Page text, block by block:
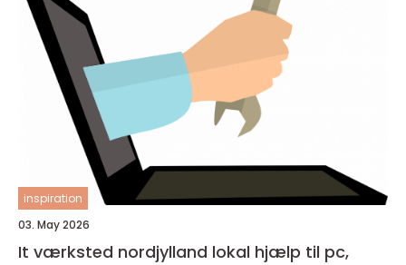
inspiration
03. May 2026
It værksted nordjylland lokal hjælp til pc,